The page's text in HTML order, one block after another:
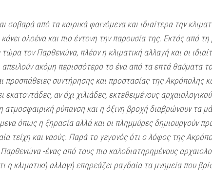
σοβαρά από τα καιρικά φαινόμενα και ιδιαίτερα την
κάνει ολοένα και πιο έντονη την παρουσία της. Εκτός από τη
τον Παρθενώνα, πλέον η κλιματική αλλαγή και οι
ακόμη περισσότερο το ένα από τα επτά θαύματα
προσπάθειες συντήρησης και προστασίας της Ακρόπολης
αν όχι χιλιάδες, εκτεθειμένους
ατμοσφαιρική ρύπανση και η όξινη βροχή διαβρώνουν τα
όπως η ξηρασία αλλά και οι πλημμύρες δημιουργούν
τείχη και ναούς. Παρά το γεγονός ότι ο λόφος της
-ένας από τους πιο καλοδιατηρημένους
η κλιματική αλλαγή επηρεάζει ραγδαία τα μνημεία που